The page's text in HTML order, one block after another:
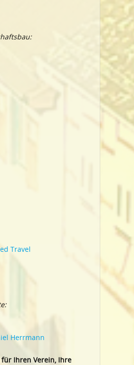
Travel
Herrmann
für Ihren Verein, Ihre